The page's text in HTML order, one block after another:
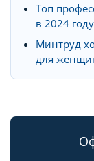
Топ
в 2024 году
Минтруд
для